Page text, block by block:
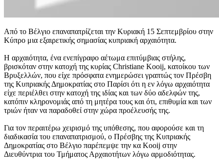
Από το Βέλγιο επαναπατρίζεται την Κυριακή 15 Σεπτεμβρίου στην
Κύπρο μια εξαιρετικής σημασίας κυπριακή αρχαιότητα.
Η αρχαιότητα, ένα ενεπίγραφο αέτωμα επιτύμβιας στήλης,
βρισκόταν στην κατοχή της κυρίας Christiane Kooij, κατοίκου των
Βρυξελλών, που είχε πρόσφατα ενημερώσει γραπτώς τον Πρέσβη
της Κυπριακής Δημοκρατίας στο Παρίσι ότι η εν λόγω αρχαιότητα
είχε περιέλθει στην κατοχή της ιδίας και των δύο αδελφών της,
κατόπιν κληρονομιάς από τη μητέρα τους και ότι, επιθυμία και των
τριών ήταν να παραδοθεί στην χώρα προέλευσής της.
Για τον περαιτέρω χειρισμό της υπόθεσης, που αφορούσε και τη
διαδικασία του επαναπατρισμού, ο Πρέσβης της Κυπριακής
Δημοκρατίας στο Βέλγιο παρέπεμψε την κα Kooij στην
Διευθύντρια του Τμήματος Αρχαιοτήτων λόγω αρμοδιότητας.